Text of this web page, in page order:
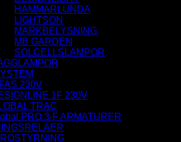
HAMMARLUNDA
LIGHTSON
MARKBELYSNING
MB GARDEN
SOLCELLSLAMPOR
230V
1F 230V
TRAC
PRO 3-F ARMATURER